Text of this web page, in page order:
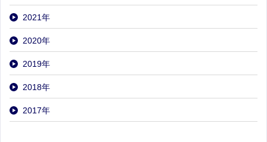
2021年
2020年
2019年
2018年
2017年